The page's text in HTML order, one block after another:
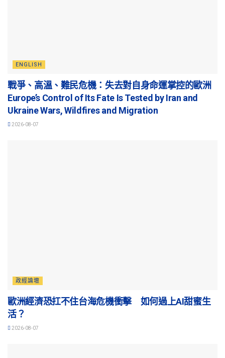
ENGLISH
戰爭、高溫、難民危機：失去對自身命運掌控的歐洲
Europe’s Control of Its Fate Is Tested by Iran and
Ukraine Wars, Wildfires and Migration
2026-08-07
政經論壇
歐洲經濟恐扛不住台海危機衝擊 如何過上AI甜蜜生
活？
2026-08-07